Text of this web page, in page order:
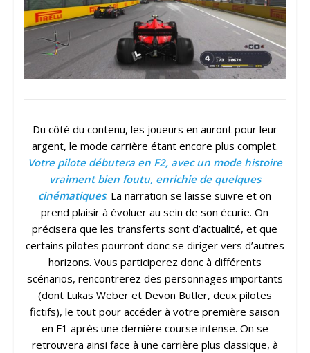
Du côté du contenu, les joueurs en auront pour leur
argent, le mode carrière étant encore plus complet.
Votre pilote débutera en F2, avec un mode histoire
vraiment bien foutu, enrichie de quelques
cinématiques. La narration se laisse suivre et on
prend plaisir à évoluer au sein de son écurie. On
précisera que les transferts sont d’actualité, et que
certains pilotes pourront donc se diriger vers d’autres
horizons. Vous participerez donc à différents
scénarios, rencontrerez des personnages importants
(dont Lukas Weber et Devon Butler, deux pilotes
fictifs), le tout pour accéder à votre première saison
en F1 après une dernière course intense. On se
retrouvera ainsi face à une carrière plus classique, à